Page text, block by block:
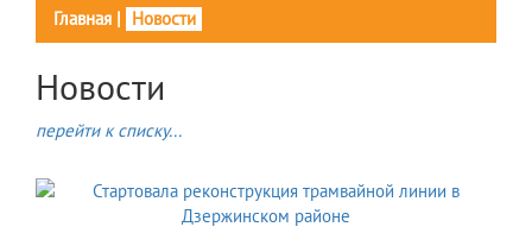
Главная | Новости
Новости
перейти к списку...